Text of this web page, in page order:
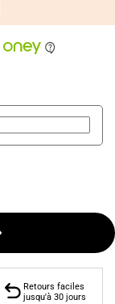
Retours faciles
jusqu'à 30 jours